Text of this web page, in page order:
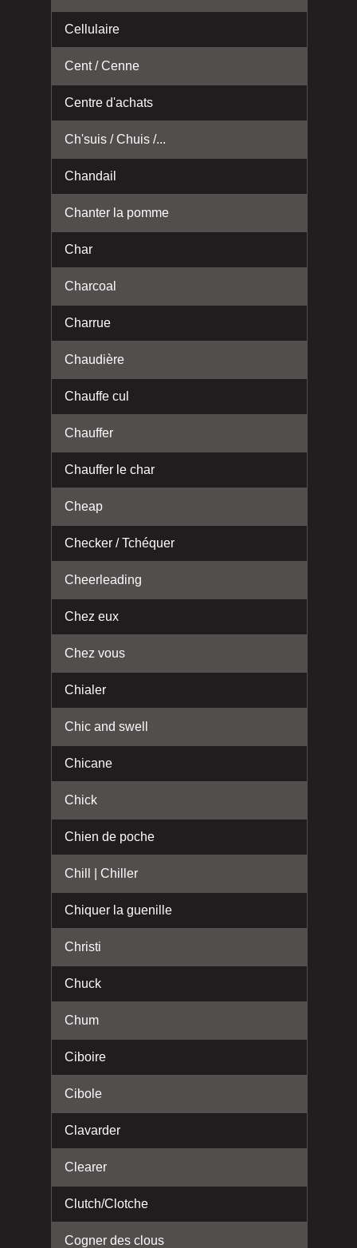
Cellulaire
Cent / Cenne
Centre d'achats
Ch'suis / Chuis /...
Chandail
Chanter la pomme
Char
Charcoal
Charrue
Chaudière
Chauffe cul
Chauffer
Chauffer le char
Cheap
Checker / Tchéquer
Cheerleading
Chez eux
Chez vous
Chialer
Chic and swell
Chicane
Chick
Chien de poche
Chill | Chiller
Chiquer la guenille
Christi
Chuck
Chum
Ciboire
Cibole
Clavarder
Clearer
Clutch/Clotche
Cogner des clous